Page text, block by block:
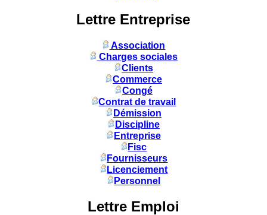
Lettre Entreprise
Association
Charges sociales
Clients
Commerce
Congé
Contrat de travail
Démission
Discipline
Entreprise
Fisc
Fournisseurs
Licenciement
Personnel
Lettre Emploi